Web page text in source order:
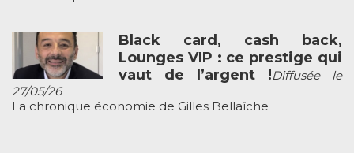
Black card, cash back,
Lounges VIP : ce prestige qui
vaut de l’argent !Diffusée le
27/05/26
La chronique économie de Gilles Bellaïche